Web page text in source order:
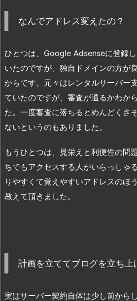
なんでアドレス変えたの？
ひとつは、Google Adsenseに登録
いたのですが、独自ドメインの方が
からです。元々はレンタルサーバー
ていたのですが、審査が通るかわか
た。一度審査に落ちるとめんどくさ
ないというのもありました。
もうひとつは、見栄えと利便性の問
ちでもアクセスする人がいらっしゃ
りやすくて覚えやすいアドレスのほ
教えて頂きました。
計画を立ててブログを立ち上
実はサーバー契約自体は少し前から